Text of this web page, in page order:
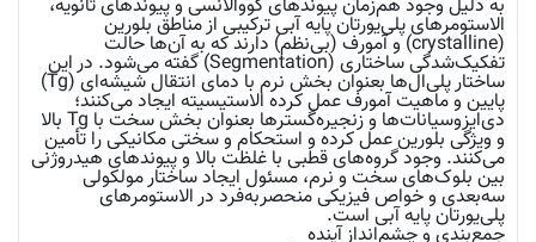
به دلیل وجود هم‌زمان پیوندهای کووالانسی و پیوندهای ثانویه،
الاستومرهای پلی‌یورتان پایه آبی ترکیبی از مناطق بلورین
(crystalline) و آمورف (بی‌نظم) دارند که به آن‌ها حالت
تفکیک‌شدگی ساختاری (Segmentation) گفته می‌شود. در این
ساختار پلی‌ال‌ها بعنوان بخش نرم با دمای انتقال شیشه‌ای (Tg)
پایین و ماهیت آمورف عمل کرده الاستیسیته ایجاد می‌کنند؛
دی‌ایزوسیانات‌ها و زنجیره‌گسترها بعنوان بخش سخت با Tg بالا
و ویژگی بلورین عمل کرده و استحکام و سختی مکانیکی را تأمین
می‌کنند. وجود گروه‌های قطبی با غلظت بالا و پیوندهای هیدروژنی
بین بلوک‌های سخت و نرم، مسئول ایجاد ساختار مولکولی
سه‌بعدی و خواص فیزیکی منحصر‌به‌فرد در الاستومرهای
پلی‌یورتان پایه آبی است.
جمع‌بندی و چشم‌انداز آینده